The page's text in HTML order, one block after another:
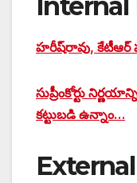
Internal
హరీష్‌రావు, కేటీఆర్
సుప్రీంకోర్టు
కట్టుబడి ఉన్నాం…